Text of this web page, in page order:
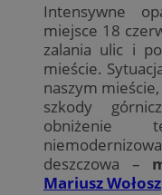
Intensywne
miejsce 18
zalania ulic i
mieście.
naszym
szkody
obniżenie
deszczowa –
Mariusz Wołosz